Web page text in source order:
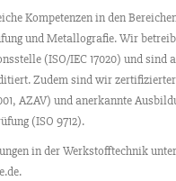
Kompetenzen in den
und Metallografie. Wir
(ISO/IEC 17020) und sind
Zudem sind wir zertifizierter
AZAV) und anerkannte
(ISO 9712).
in der Werkstofftechnik unter